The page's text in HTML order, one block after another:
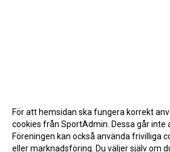
För att hemsidan ska fungera korrekt
cookies från SportAdmin. Dessa går inte
Föreningen kan också använda frivilliga
eller marknadsföring. Du väljer själv om